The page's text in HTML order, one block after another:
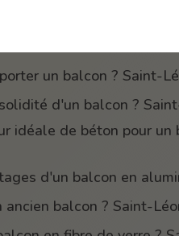
minimale d'un balcon ?
un balcon ? Saint-
d'un balcon ?
idéale de béton pour un
d'un balcon en
ancien balcon ? Saint-